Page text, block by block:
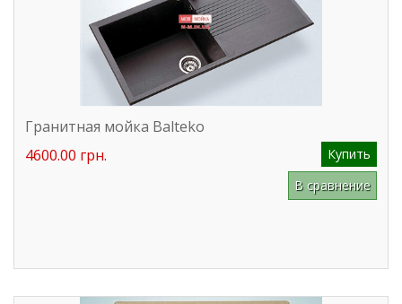
Гранитная мойка Balteko
4600.00 грн.
Купить
В сравнение